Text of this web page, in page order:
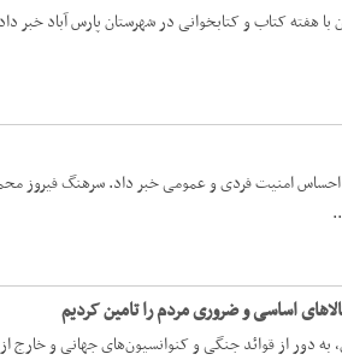
اسلامی شهرستان پارس آباد از رونمایی ۲ کتاب همزمان با هفته کتاب و کتابخوانی در شهرستان
احساس امنیت فردی و عمومی خبر داد. سرهنگ فیروز
به خاک ایران، به دور از قوائد جنگی و کنوانسیون‌های جهانی و